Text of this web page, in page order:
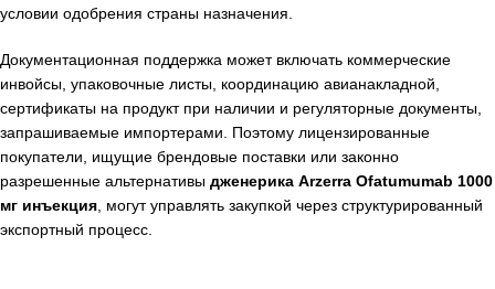
условии одобрения страны назначения.
Документационная поддержка может включать коммерческие
инвойсы, упаковочные листы, координацию авианакладной,
сертификаты на продукт при наличии и регуляторные документы,
запрашиваемые импортерами. Поэтому лицензированные
покупатели, ищущие брендовые поставки или законно
разрешенные альтернативы дженерика Arzerra Ofatumumab 1000
мг инъекция, могут управлять закупкой через структурированный
экспортный процесс.